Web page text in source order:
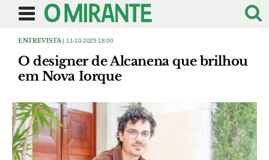
ENTREVISTA| 11-10-2025 18:00
O designer de Alcanena que brilhou
em Nova Iorque